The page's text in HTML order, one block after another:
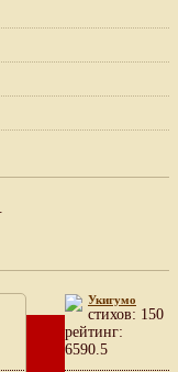
Укигумо
cтихов: 150
рейтинг:
6590.5